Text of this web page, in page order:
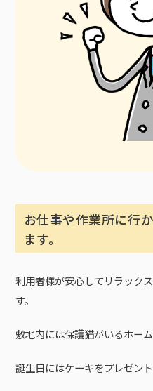
お仕事や作業所に行
ます。
利用者様が安心してリラック
す。
敷地内には保護猫がいるホーム
誕生日にはケーキをプレゼント